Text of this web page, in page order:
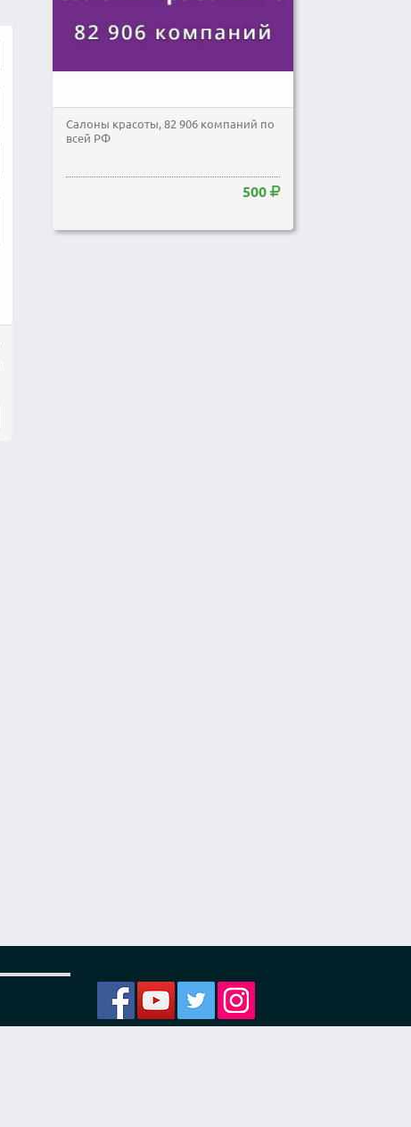
Салоны красоты, 82 906 компаний по
всей РФ
500